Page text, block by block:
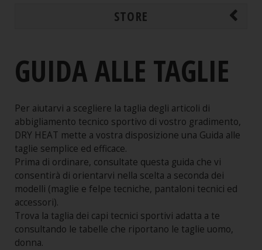
INTIMO TERMICO
INTIMO TERMICO
MOUNTAINEERING
STORE
Guida all'acquisto
Condizioni di Vendita
Procedura di acquisto
Garanzie
Sicurezza
Spedizioni e consegne
Note Legali
Servizio cambio taglia
Guida alle taglie
GUIDA ALLE TAGLIE
Per aiutarvi a scegliere la taglia degli articoli di
abbigliamento tecnico sportivo di vostro gradimento,
DRY HEAT mette a vostra disposizione una Guida alle
taglie semplice ed efficace.
Prima di ordinare, consultate questa guida che vi
consentirà di orientarvi nella scelta a seconda dei
modelli (maglie e felpe tecniche, pantaloni tecnici ed
accessori).
Trova la taglia dei capi tecnici sportivi adatta a te
consultando le tabelle che riportano le taglie uomo,
donna.